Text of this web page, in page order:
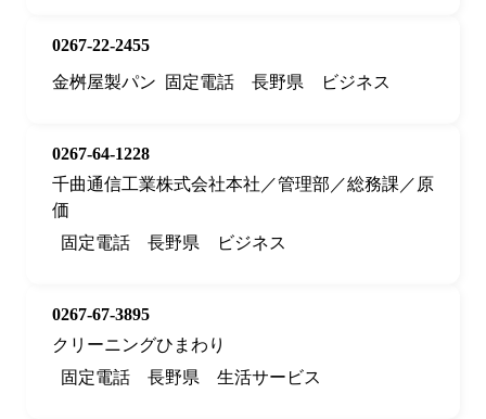
0267-22-2455
金桝屋製パン
固定電話 長野県 ビジネス
0267-64-1228
千曲通信工業株式会社本社／管理部／総務課／原
価
固定電話
長野県 ビジネス
0267-67-3895
クリーニングひまわり
固定電話
長野県 生活サービス